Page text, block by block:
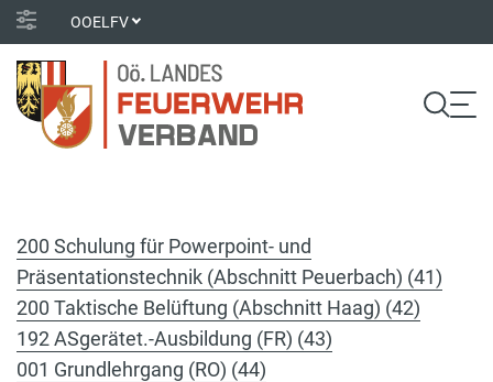
OOELFV
200 Schulung für Powerpoint- und
Präsentationstechnik (Abschnitt Peuerbach) (41)
200 Taktische Belüftung (Abschnitt Haag) (42)
192 ASgerätet.-Ausbildung (FR) (43)
001 Grundlehrgang (RO) (44)